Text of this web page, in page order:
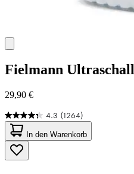
Fielmann
29,90 €
4.3 (1264)
4.3
von
5
Sternen.
1264
In den Warenkorb